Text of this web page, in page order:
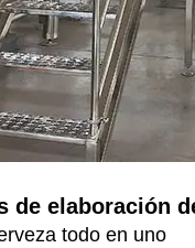
de elaboración
todo en uno